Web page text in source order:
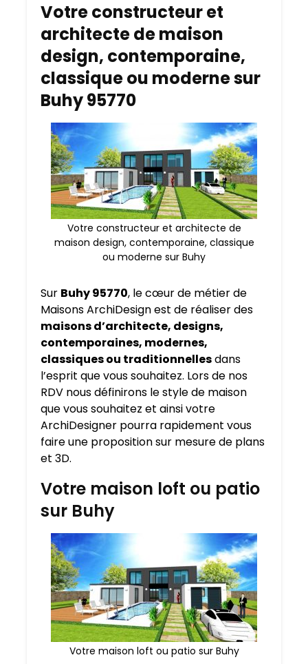
Votre constructeur et
architecte de maison
design, contemporaine,
classique ou moderne sur
Buhy 95770
Votre constructeur et architecte de
maison design, contemporaine, classique
ou moderne sur Buhy
Sur Buhy 95770, le cœur de métier de
Maisons ArchiDesign est de réaliser des
maisons d’architecte, designs,
contemporaines, modernes,
classiques ou traditionnellesdans
l’esprit que vous souhaitez. Lors de nos
RDV nous définirons le style de maison
que vous souhaitez et ainsi votre
ArchiDesigner pourra rapidement vous
faire une proposition sur mesure de plans
et 3D.
Votre maison loft ou patio
sur Buhy
Votre maison loft ou patio sur Buhy